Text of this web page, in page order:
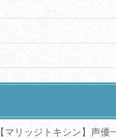
【マリッジトキシン】声優